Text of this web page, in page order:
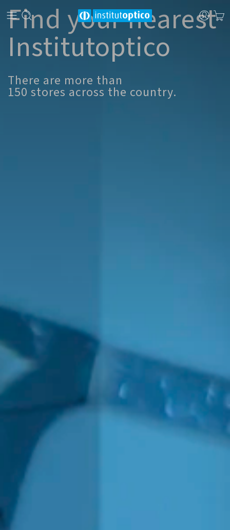
Find your nearest
Institutoptico
There are more than
150 stores across the country.